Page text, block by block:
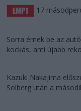
17
Sorra érnek be az
kockás, ami újabb
Kazuki Nakajima
Solberg után a